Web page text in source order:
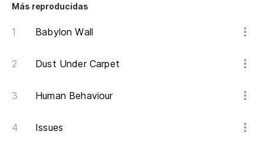
Más reproducidas
Babylon Wall
Dust Under Carpet
Human Behaviour
Issues